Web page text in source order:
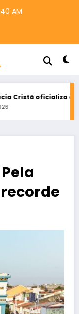
AM
apoio a Ciro